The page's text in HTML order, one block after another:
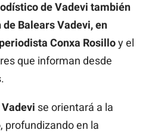
de Vadevi también
Balears Vadevi, en
Conxa Rosilloy el
que informan desde
Vadevi se orientará a la
profundizando en la